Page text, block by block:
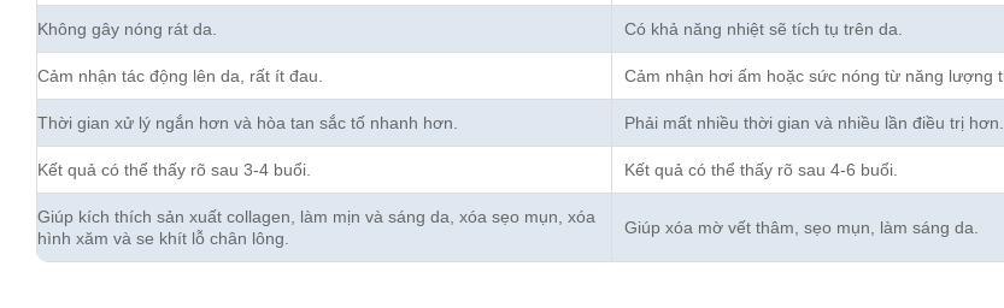
Không gây nóng rát da. Có khả năng nhiệt sẽ tích tụ trên da.
Cảm nhận tác động lên da, rất ít đau. Cảm nhận hơi ấm hoặc sức nóng từ năng lượng
Thời gian xử lý ngắn hơn và hòa tan sắc tố nhanh hơn. Phải mất nhiều thời gian và nhiều lần điều trị hơn.
Kết quả có thể thấy rõ sau 3-4 buổi. Kết quả có thể thấy rõ sau 4-6 buổi.
Giúp kích thích sản xuất collagen, làm mịn và sáng da, xóa sẹo mụn, xóa
hình xăm và se khít lỗ chân lông.
Giúp xóa mờ vết thâm, sẹo mụn, làm sáng da.